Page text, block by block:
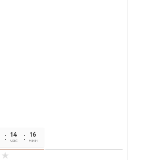
14
час
16
мин